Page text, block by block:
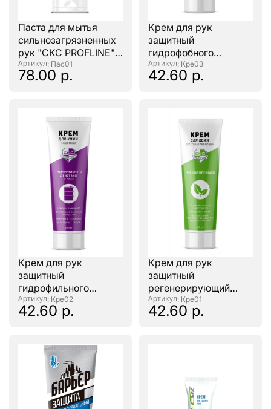
Паста для мытья
сильнозагрязненных
рук "СКС PROFLINE"
туба 200мл.
: Пас01
78.00 р.
Крем для рук
защитный
гидрофобного
действия "CKC
PROFLINE" 100мл.
: Кре03
42.60 р.
Крем для рук
защитный
гидрофильного
действия "CKC
PROFLINE" 100мл.
: Кре02
42.60 р.
Крем для рук
защитный
регенерирующий
"CKC PROFLINE"
100мл.
: Кре01
42.60 р.